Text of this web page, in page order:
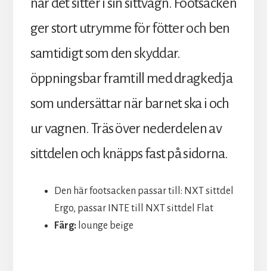
ger stort utrymme för fötter och ben
samtidigt som den skyddar.
öppningsbar framtill med dragkedja
som undersättar när barnet ska i och
ur vagnen. Träs över nederdelen av
sittdelen och knäpps fast på sidorna.
Den här footsacken passar till: NXT sittdel
Ergo, passar INTE till NXT sittdel Flat
Färg: lounge beige